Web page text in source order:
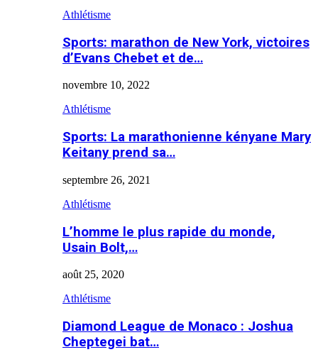
Athlétisme
Sports: marathon de New York, victoires
d’Evans Chebet et de…
novembre 10, 2022
Athlétisme
Sports: La marathonienne kényane Mary
Keitany prend sa…
septembre 26, 2021
Athlétisme
L’homme le plus rapide du monde,
Usain Bolt,…
août 25, 2020
Athlétisme
Diamond League de Monaco : Joshua
Cheptegei bat…